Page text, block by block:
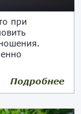
при
Подробнее